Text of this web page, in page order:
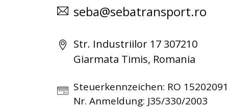
seba@sebatransport.ro
Str. Industriilor 17 307210
Giarmata Timis, Romania
Steuerkennzeichen: RO 15202091
Nr. Anmeldung: J35/330/2003